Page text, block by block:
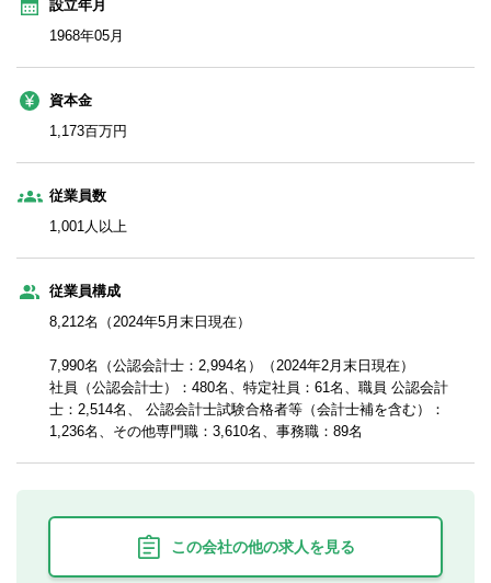
設立年月
1968年05月
資本金
1,173百万円
従業員数
1,001人以上
従業員構成
8,212名（2024年5月末日現在）
7,990名（公認会計士：2,994名）（2024年2月末日現在）
社員（公認会計士）：480名、特定社員：61名、職員 公認会計
士：2,514名、 公認会計士試験合格者等（会計士補を含む）：
1,236名、その他専門職：3,610名、事務職：89名
この会社の他の求人を見る